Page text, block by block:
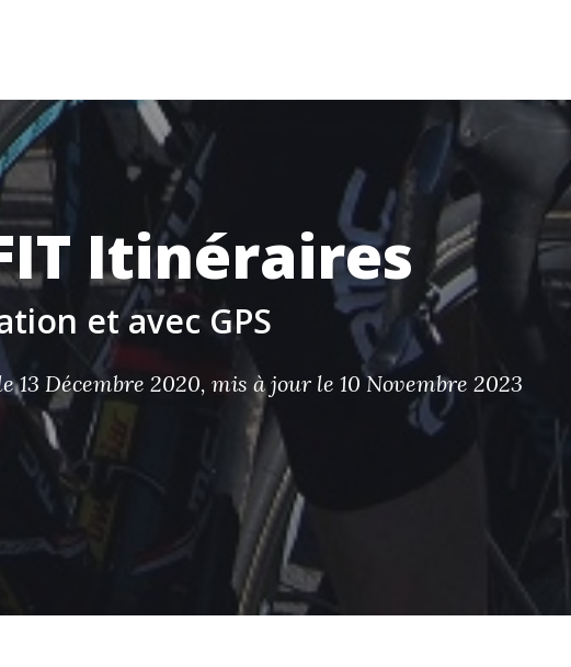
Itinéraires
et avec GPS
13 Décembre 2020, mis à jour le 10 Novembre 2023